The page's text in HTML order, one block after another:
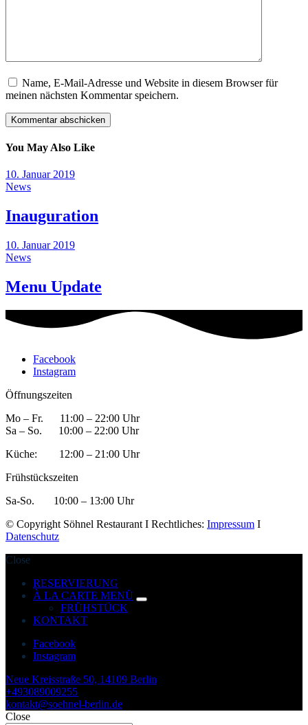
Name, E-Mail-Adresse und Website in diesem Browser für
meinen nächsten Kommentar speichern.
You May Also Like
10. Januar 2019
News
Inauguration
10. Januar 2019
News
Menu Update
Facebook
Instagram
Öffnungszeiten
Mo – Fr. 11:00 – 22:00 Uhr
Sa – So. 10:00 – 22:00 Uhr
Küche: 12:00 – 21:00 Uhr
Frühstückszeiten
Sa-So. 10:00 – 13:00 Uhr
© Copyright Söhnel Restaurant I Rechtliches: Impressum I
Datenschutz
Close
RESERVIERUNG
À LA CARTE MENÜ
expand
FRÜHSTÜCK
KONTAKT
Facebook
Instagram
Neue Kreisstraße 50, 14109 Berlin
+493089009255
kontakt@soehnel-berlin.de
Close